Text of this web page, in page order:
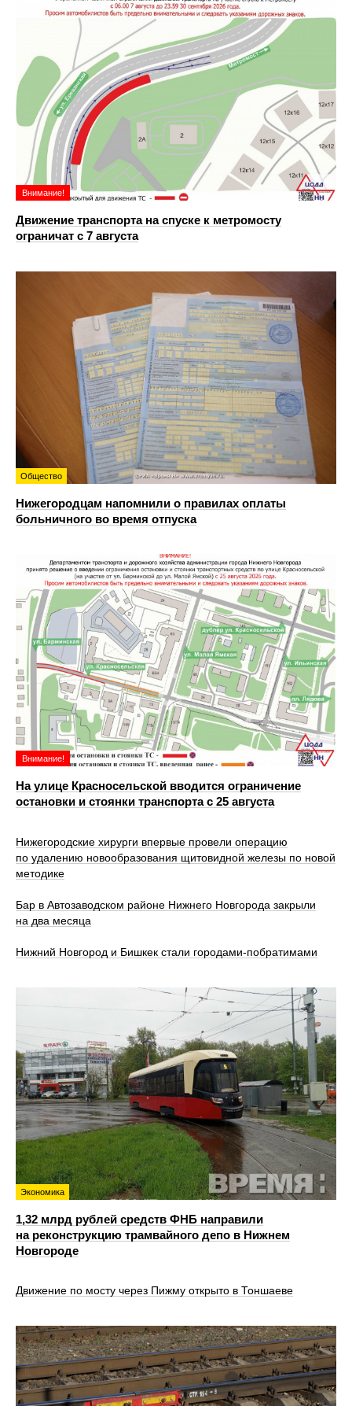
Внимание!
Движение транспорта на спуске к метромосту
ограничат с 7 августа
Общество
Нижегородцам напомнили о правилах оплаты
больничного во время отпуска
Внимание!
На улице Красносельской вводится ограничение
остановки и стоянки транспорта с 25 августа
Нижегородские хирурги впервые провели операцию
по удалению новообразования щитовидной железы по новой
методике
Бар в Автозаводском районе Нижнего Новгорода закрыли
на два месяца
Нижний Новгород и Бишкек стали городами-побратимами
Экономика
1,32 млрд рублей средств ФНБ направили
на реконструкцию трамвайного депо в Нижнем
Новгороде
Движение по мосту через Пижму открыто в Тоншаеве